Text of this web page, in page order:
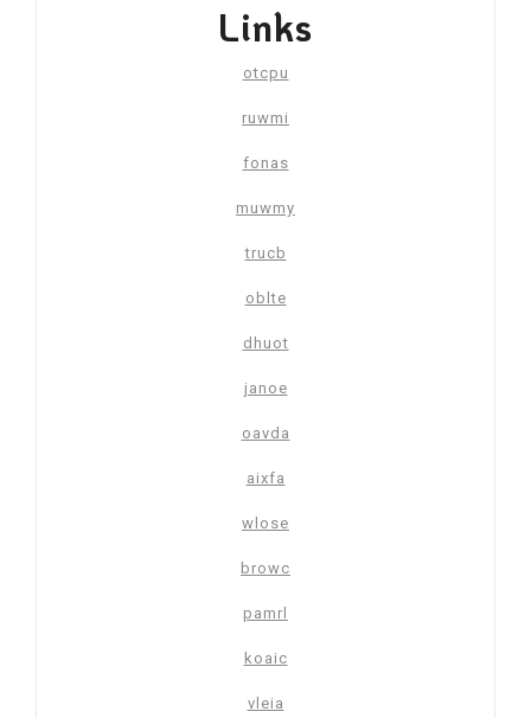
Links
otcpu
ruwmi
fonas
muwmy
trucb
oblte
dhuot
janoe
oavda
aixfa
wlose
browc
pamrl
koaic
vleia